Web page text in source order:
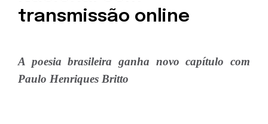
transmissão online
A poesia brasileira ganha novo capítulo com
Paulo Henriques Britto